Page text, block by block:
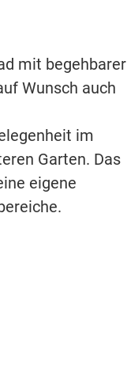
mit begehbarer
Wunsch auch
im
Garten. Das
eigene